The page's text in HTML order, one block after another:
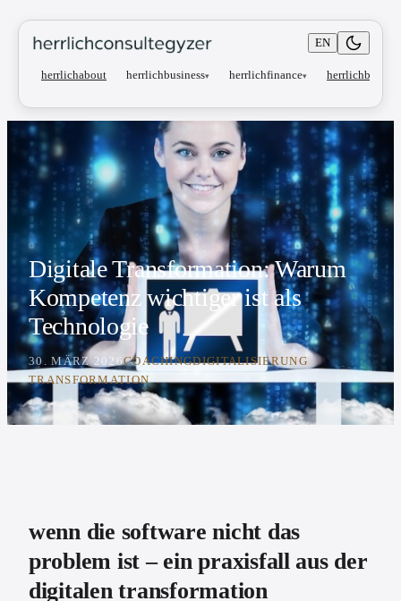
herrlichabout herrlichbusiness▾ herrlichfinance▾ herrlichblog
EN
Digitale Transformation: Warum
Kompetenz wichtiger ist als
Technologie
30. MÄRZ 2026COACHINGDIGITALISIERUNG
TRANSFORMATION
wenn die software nicht das
problem ist – ein praxisfall aus der
digitalen transformation